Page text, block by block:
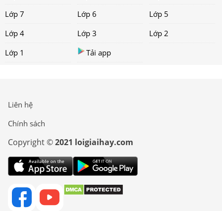
Lớp 7
Lớp 6
Lớp 5
Lớp 4
Lớp 3
Lớp 2
Lớp 1
Tải app
Liên hệ
Chính sách
Copyright ©2021 loigiaihay.com